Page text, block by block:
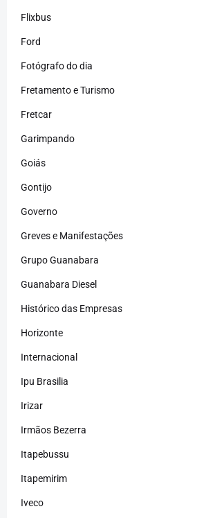
Flixbus
Ford
Fotógrafo do dia
Fretamento e Turismo
Fretcar
Garimpando
Goiás
Gontijo
Governo
Greves e Manifestações
Grupo Guanabara
Guanabara Diesel
Histórico das Empresas
Horizonte
Internacional
Ipu Brasilia
Irizar
Irmãos Bezerra
Itapebussu
Itapemirim
Iveco